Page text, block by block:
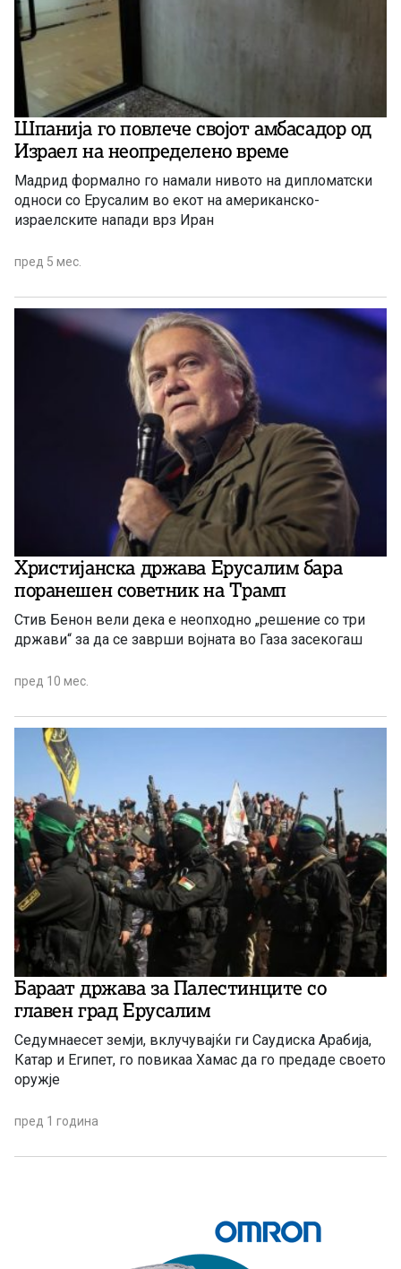
Шпанија го повлече својот амбасадор од
Израел на неопределено време
Мадрид формално го намали нивото на дипломатски
односи со Ерусалим во екот на американско-
израелските напади врз Иран
пред 5 мес.
Христијанска држава Ерусалим бара
поранешен советник на Трамп
Стив Бенон вели дека е неопходно „решение со три
држави“ за да се заврши војната во Газа засекогаш
пред 10 мес.
Бараат држава за Палестинците со
главен град Ерусалим
Седумнаесет земји, вклучувајќи ги Саудиска Арабија,
Катар и Египет, го повикаа Хамас да го предаде своето
оружје
пред 1 година